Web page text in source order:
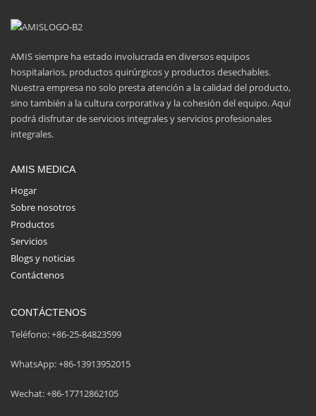
AMIS siempre ha estado involucrada en diversos equipos
hospitalarios, productos quirúrgicos y productos desechables.
Nuestra empresa no solo presta atención a la calidad del producto,
sino también a la cultura corporativa y la cohesión del equipo. Aquí
podrá disfrutar de servicios integrales y servicios profesionales
integrales.
AMIS MEDICA
Hogar
Sobre nosotros
Productos
Servicios
Blogs y noticias
Contáctenos
CONTÁCTENOS
Teléfono: +86-25-84823599
WhatsApp: +86-13913952015
Wechat: +86-17712862105